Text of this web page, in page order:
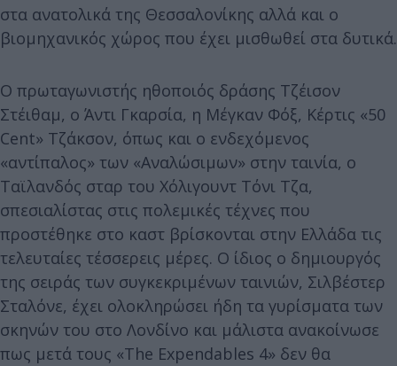
στα ανατολικά της Θεσσαλονίκης αλλά και ο
βιομηχανικός χώρος που έχει μισθωθεί στα δυτικά.
Ο πρωταγωνιστής ηθοποιός δράσης Τζέισον
Στέιθαμ, ο Άντι Γκαρσία, η Μέγκαν Φόξ, Κέρτις «50
Cent» Τζάκσον, όπως και ο ενδεχόμενος
«αντίπαλος» των «Αναλώσιμων» στην ταινία, ο
Ταϊλανδός σταρ του Χόλιγουντ Τόνι Τζα,
σπεσιαλίστας στις πολεμικές τέχνες που
προστέθηκε στο καστ βρίσκονται στην Ελλάδα τις
τελευταίες τέσσερεις μέρες. O ίδιος ο δημιουργός
της σειράς των συγκεκριμένων ταινιών, Σιλβέστερ
Σταλόνε, έχει ολοκληρώσει ήδη τα γυρίσματα των
σκηνών του στο Λονδίνο και μάλιστα ανακοίνωσε
πως μετά τους «The Expendables 4» δεν θα